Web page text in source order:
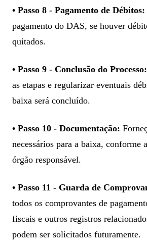
• Passo 8 - Pagamento de Débitos:
pagamento do DAS, se houver
quitados.
• Passo 9 - Conclusão do Processo:
as etapas e regularizar eventuais
baixa será concluído.
• Passo 10 - Documentação:
necessários para a baixa, conforme
órgão responsável.
• Passo 11 - Guarda de
todos os comprovantes de
fiscais e outros registros
podem ser solicitados futuramente.